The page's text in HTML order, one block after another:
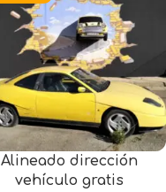
Alineado dirección
vehículo gratis